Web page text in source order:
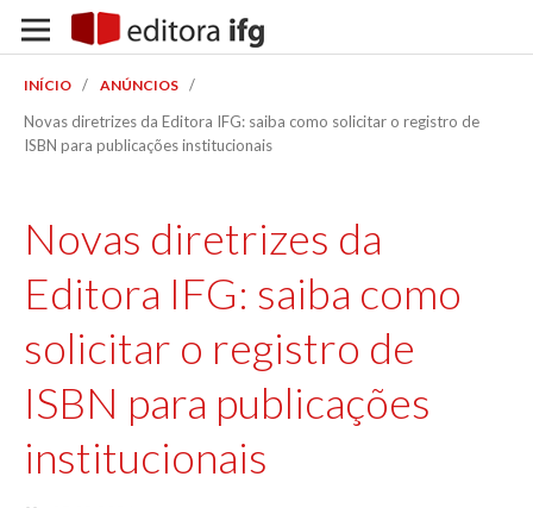
INÍCIO / ANÚNCIOS
/
Novas diretrizes da Editora IFG: saiba como solicitar o registro de
ISBN para publicações institucionais
Novas diretrizes da
Editora IFG: saiba como
solicitar o registro de
ISBN para publicações
institucionais